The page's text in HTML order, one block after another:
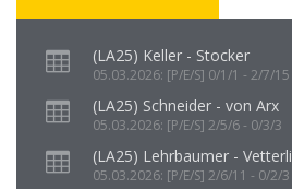
(LA25) Keller - Stocker
05.03.2026: [P/E/S] 0/1/1 - 2/7/15
(LA25) Schneider - von Arx
05.03.2026: [P/E/S] 2/5/6 - 0/3/3
(LA25) Lehrbaumer - Vetterli
05.03.2026: [P/E/S] 2/6/11 - 0/2/3